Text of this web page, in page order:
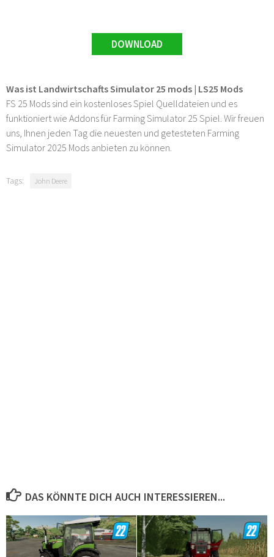
DOWNLOAD
Was ist Landwirtschafts Simulator 25 mods | LS25 Mods
FS 25 Mods sind ein kostenloses Spiel Quelldateien und es
funktioniert wie Addons für Farming Simulator 25 Spiel. Wir freuen
uns, Ihnen jeden Tag die neuesten und getesteten Farming
Simulator 2025 Mods anbieten zu können.
Tags: John Deere
DAS KÖNNTE DICH AUCH INTERESSIEREN...